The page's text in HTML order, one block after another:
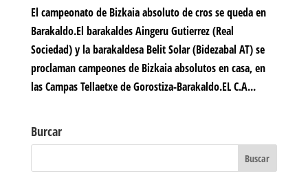
El campeonato de Bizkaia absoluto de cros se queda en
Barakaldo.El barakaldes Aingeru Gutierrez (Real
Sociedad) y la barakaldesa Belit Solar (Bidezabal AT) se
proclaman campeones de Bizkaia absolutos en casa, en
las Campas Tellaetxe de Gorostiza-Barakaldo.EL C.A...
Burcar